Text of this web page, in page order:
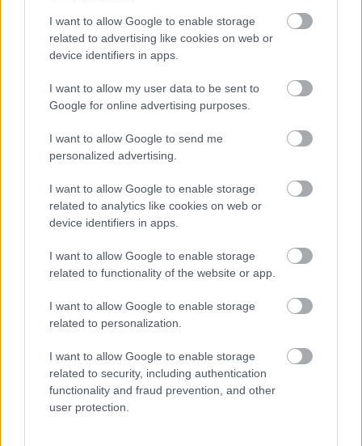
I want to allow Google to enable storage
related to advertising like cookies on web or
device identifiers in apps.
I want to allow my user data to be sent to
Google for online advertising purposes.
I want to allow Google to send me
personalized advertising.
I want to allow Google to enable storage
related to analytics like cookies on web or
device identifiers in apps.
I want to allow Google to enable storage
related to functionality of the website or app.
I want to allow Google to enable storage
related to personalization.
I want to allow Google to enable storage
related to security, including authentication
functionality and fraud prevention, and other
user protection.
* * *